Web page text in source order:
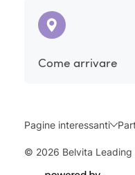
Come arrivare
Pagine interessanti
© 2026 Belvita Leading